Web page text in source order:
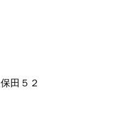
田５２